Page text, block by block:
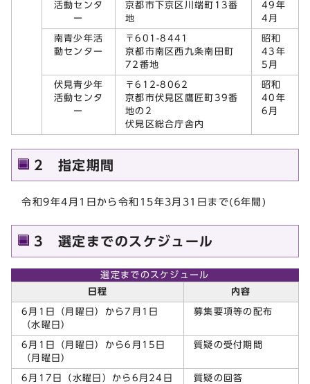
活動センタ
ー
京都市下京区川端町13番
地
49年
4月
南青少年活
動センター
〒601-8441
京都市南区西九条南田町
72番地
昭和
43年
5月
伏見青少年
活動センタ
ー
〒612-8062
京都市伏見区鷹匠町39番
地の2
伏見区総合庁舎内
昭和
40年
6月
2 指定期間
令和9年4月1日から令和15年3月31日まで(6年間)
3 選定までのスケジュール
選定までのスケジュール
日程
内容
6月1日（月曜日）から7月1日
（水曜日）
募集要項等の配布
6月1日（月曜日）から6月15日
（月曜日）
質疑の受付期間
6月17日（水曜日）から6月24日
質疑の回答